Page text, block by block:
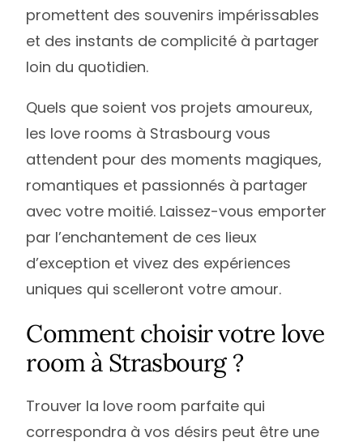
promettent des souvenirs impérissables
et des instants de complicité à partager
loin du quotidien.
Quels que soient vos projets amoureux,
les love rooms à Strasbourg vous
attendent pour des moments magiques,
romantiques et passionnés à partager
avec votre moitié. Laissez-vous emporter
par l’enchantement de ces lieux
d’exception et vivez des expériences
uniques qui scelleront votre amour.
Comment choisir votre love
room à Strasbourg ?
Trouver la love room parfaite qui
correspondra à vos désirs peut être une